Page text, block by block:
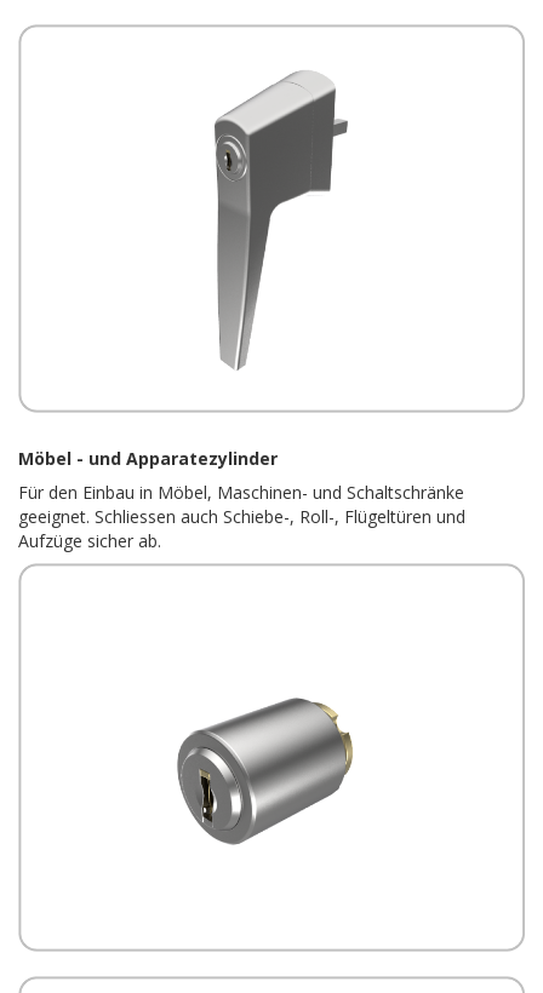
Möbel - und Apparatezylinder
Für den Einbau in Möbel, Maschinen- und Schaltschränke
geeignet. Schliessen auch Schiebe-, Roll-, Flügeltüren und
Aufzüge sicher ab.